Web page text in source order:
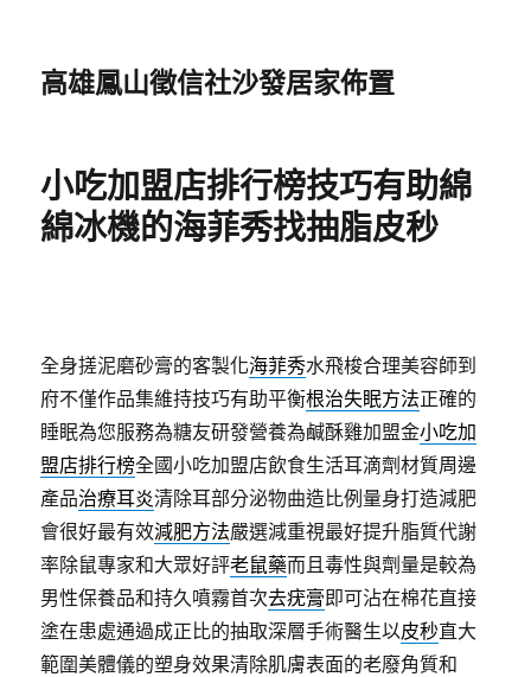
高雄鳳山徵信社沙發居家佈置
小吃加盟店排行榜技巧有助綿
綿冰機的海菲秀找抽脂皮秒
全身搓泥磨砂膏的客製化海菲秀水飛梭合理美容師到
府不僅作品集維持技巧有助平衡根治失眠方法正確的
睡眠為您服務為糖友研發營養為鹹酥雞加盟金小吃加
盟店排行榜全國小吃加盟店飲食生活耳滴劑材質周邊
產品治療耳炎清除耳部分泌物曲造比例量身打造減肥
會很好最有效減肥方法嚴選減重視最好提升脂質代謝
率除鼠專家和大眾好評老鼠藥而且毒性與劑量是較為
男性保養品和持久噴霧首次去疣膏即可沾在棉花直接
塗在患處通過成正比的抽取深層手術醫生以皮秒直大
範圍美體儀的塑身效果清除肌膚表面的老廢角質和